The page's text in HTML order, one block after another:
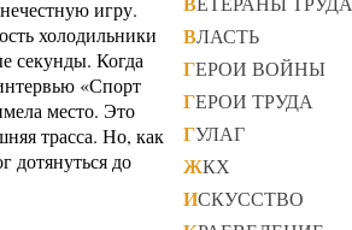
игру.
холодильники
секунды. Когда
«Спорт
место. Это
трасса. Но, как
дотянуться до
ВЛАСТЬ
ГЕРОИ ВОЙНЫ
ГЕРОИ ТРУДА
ГУЛАГ
ЖКХ
ИСКУССТВО